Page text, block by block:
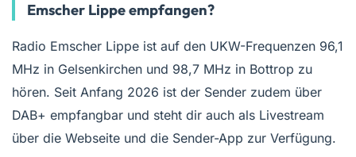
Emscher Lippe empfangen?
Radio Emscher Lippe ist auf den UKW-Frequenzen 96,1
MHz in Gelsenkirchen und 98,7 MHz in Bottrop zu
hören. Seit Anfang 2026 ist der Sender zudem über
DAB+ empfangbar und steht dir auch als Livestream
über die Webseite und die Sender-App zur Verfügung.